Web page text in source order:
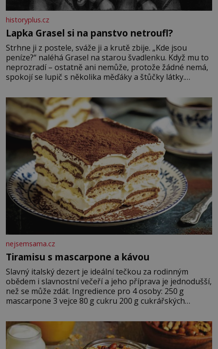
historyplus.cz
Lapka Grasel si na panstvo netroufl?
Strhne ji z postele, sváže ji a krutě zbije. „Kde jsou
peníze?“ naléhá Grasel na starou švadlenku. Když mu to
neprozradí – ostatně ani nemůže, protože žádné nemá,
spokojí se lupič s několika měďáky a štůčky látky.
krutý. Jeho činy budí hrůzu ještě dlouho po jeho smrti
nejsemsama.cz
Tiramisu s mascarpone a kávou
Slavný italský dezert je ideální tečkou za rodinným
obědem i slavnostní večeří a jeho příprava je jednodušší,
než se může zdát. Ingredience pro 4 osoby: 250 g
mascarpone 3 vejce 80 g cukru 200 g cukrářských
posypání Postup: Oddělte žloutky od bílků. Žloutky
vyšlehejte s cukrem do světlé pěny a postupně do nich
vmíchejte mascarpone, aby vznikl hladký